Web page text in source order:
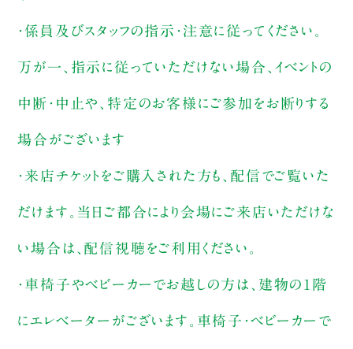
・係員及びスタッフの指示・注意に従ってください。
万が一、指示に従っていただけない場合、イベントの
中断・中止や、特定のお客様にご参加をお断りする
場合がございます
・来店チケットをご購入された方も、配信でご覧いた
だけます。当日ご都合により会場にご来店いただけな
い場合は、配信視聴をご利用ください。
・車椅子やベビーカーでお越しの方は、建物の1階
にエレベーターがございます。車椅子・ベビーカーで